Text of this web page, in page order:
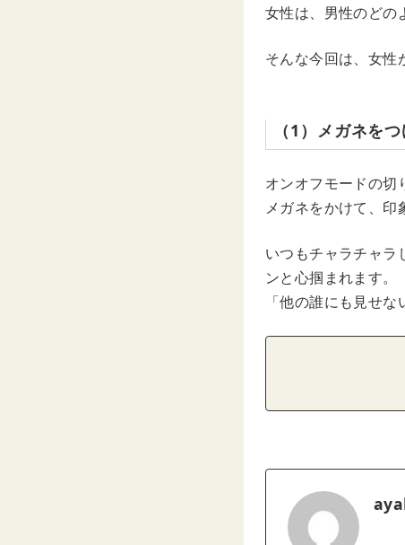
女性は、男性のどの
そんな今回は、女性
（1）メガネを
オンオフモードの切
メガネをかけて、印
いつもチャラチャラ
ンと心掴まれます。
「他の誰にも見せ